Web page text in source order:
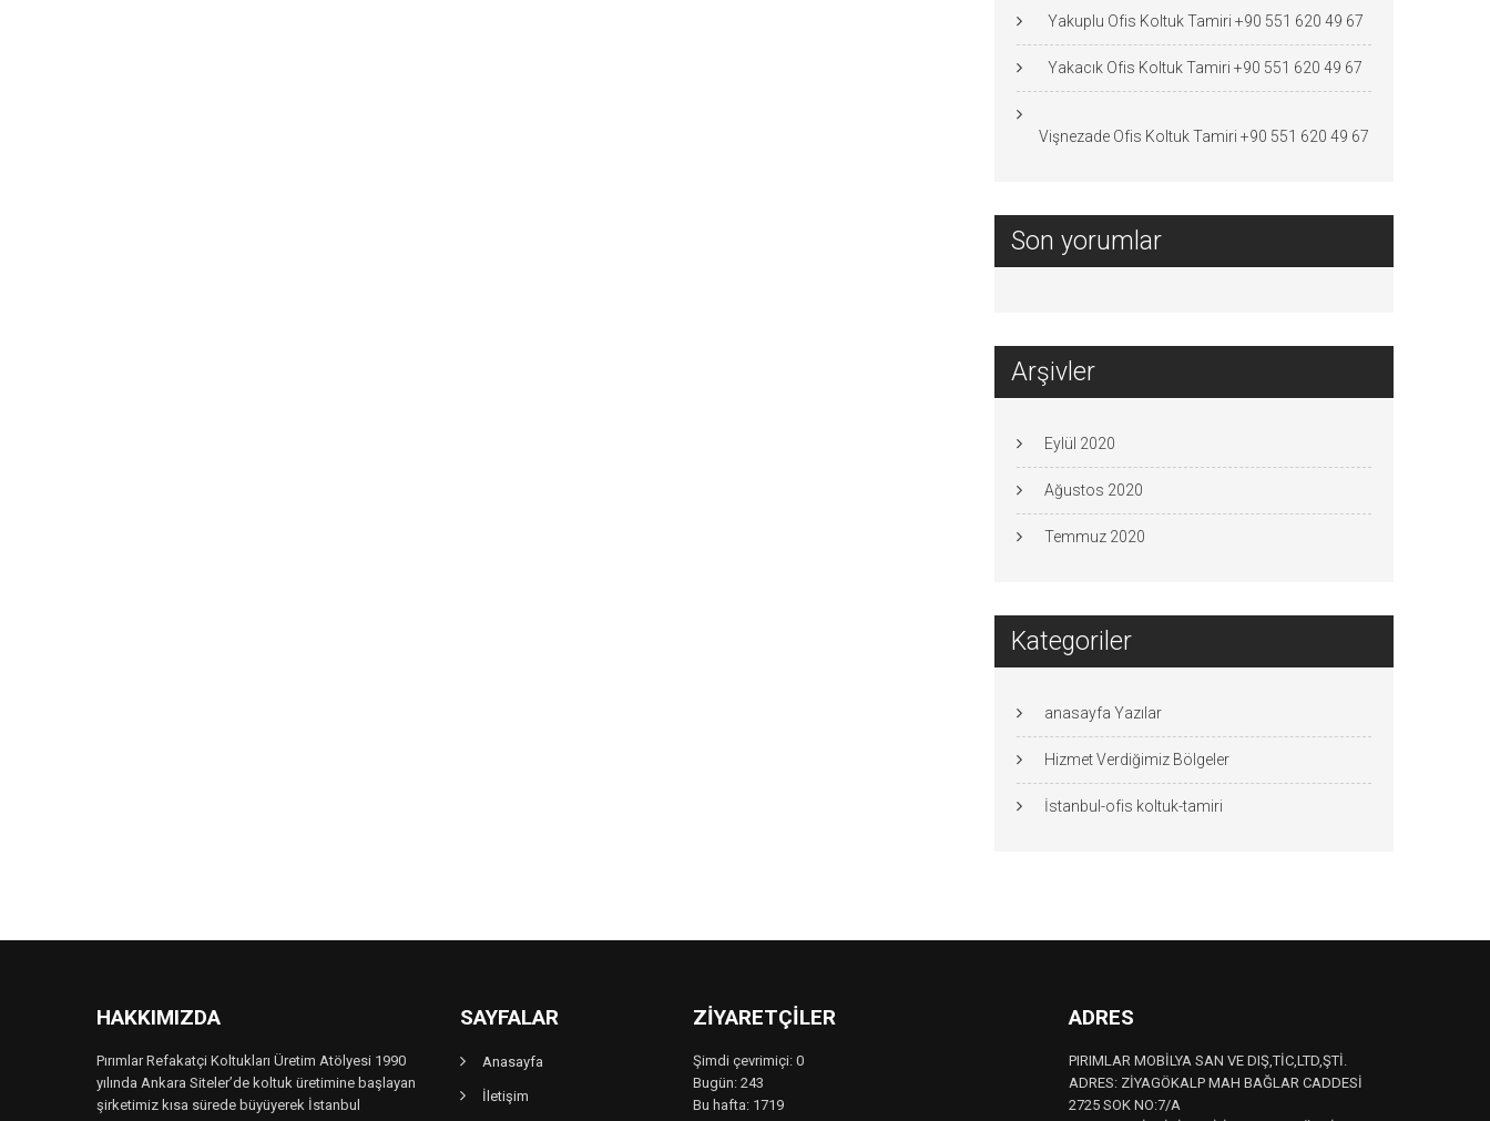
Yakuplu Ofis Koltuk Tamiri +90 551 620 49 67
Yakacık Ofis Koltuk Tamiri +90 551 620 49 67
Vişnezade Ofis Koltuk Tamiri +90 551 620 49 67
Son yorumlar
Arşivler
Eylül 2020
Ağustos 2020
Temmuz 2020
Kategoriler
anasayfa Yazılar
Hizmet Verdiğimiz Bölgeler
İstanbul-ofis koltuk-tamiri
HAKKIMIZDA
Pırımlar Refakatçi Koltukları Üretim Atölyesi 1990
yılında Ankara Siteler’de koltuk üretimine başlayan
şirketimiz kısa sürede büyüyerek İstanbul
SAYFALAR
Anasayfa
İletişim
ZIYARETÇILER
Şimdi çevrimiçi: 0
Bugün: 243
Bu hafta: 1719
ADRES
PIRIMLAR MOBİLYA SAN VE DIŞ,TİC,LTD,ŞTİ.
ADRES: ZİYAGÖKALP MAH BAĞLAR CADDESİ
2725 SOK NO:7/A